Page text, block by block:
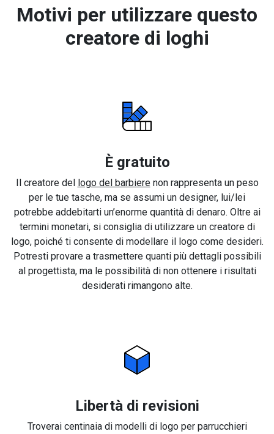
Motivi per utilizzare questo
creatore di loghi
È gratuito
Il creatore del logo del barbierenon rappresenta un peso
per le tue tasche, ma se assumi un designer, lui/lei
potrebbe addebitarti un’enorme quantità di denaro. Oltre ai
termini monetari, si consiglia di utilizzare un creatore di
logo, poiché ti consente di modellare il logo come desideri.
Potresti provare a trasmettere quanti più dettagli possibili
al progettista, ma le possibilità di non ottenere i risultati
desiderati rimangono alte.
Libertà di revisioni
Troverai centinaia di modelli di logo per parrucchieri